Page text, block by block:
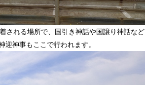
される場所で、国引き神話や国譲り神話など
神事もここで行われます。